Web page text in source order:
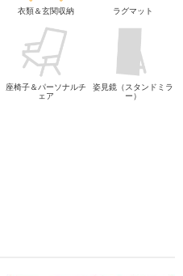
衣類＆玄関収納 ラグマット
座椅子＆パーソナルチ
ェア
姿見鏡（スタンドミラ
ー）